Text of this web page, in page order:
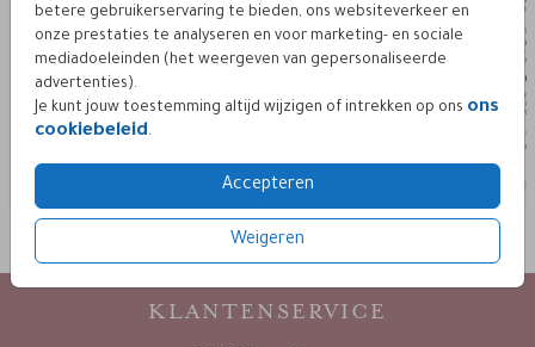
betere gebruikerservaring te bieden, ons websiteverkeer en
onze prestaties te analyseren en voor marketing- en sociale
mediadoeleinden (het weergeven van gepersonaliseerde
advertenties).
Je kunt jouw toestemming altijd wijzigen of intrekken op ons ons
cookiebeleid.
Accepteren
Weigeren
KLANTENSERVICE